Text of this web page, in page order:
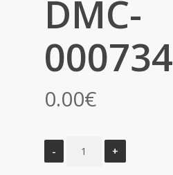
DMC-
000734
0.00€